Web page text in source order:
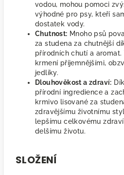
vodou, mohou pomoci
výhodné pro psy, kteří
dostatek vody.
Chutnost: Mnoho psů
za studena za chutnější
přírodních chutí a
krmení příjemnějšími,
jedlíky.
Dlouhověkost a zdraví:
přírodní ingredience a
krmivo lisované za
zdravějšímu životnímu
lepšímu celkovému
delšímu životu.
SLOŽENÍ